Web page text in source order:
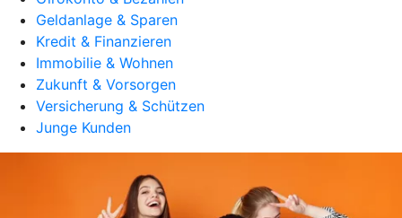
Geldanlage & Sparen
Kredit & Finanzieren
Immobilie & Wohnen
Zukunft & Vorsorgen
Versicherung & Schützen
Junge Kunden